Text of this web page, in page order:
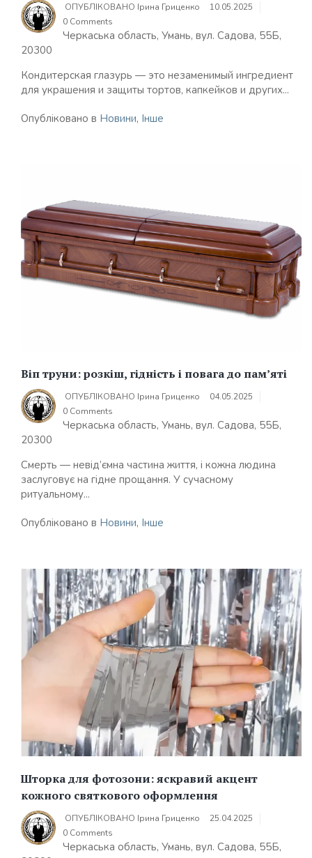
ОПУБЛІКОВАНО Ірина Гриценко
10.05.2025
0 Comments
Черкаська область, Умань, вул. Садова, 55Б,
20300
Кондитерская глазурь — это незаменимый ингредиент
для украшения и защиты тортов, капкейков и других...
Опубліковано в Новини, Інше
Віп труни: розкіш, гідність і повага до пам’яті
ОПУБЛІКОВАНО Ірина Гриценко
04.05.2025
0 Comments
Черкаська область, Умань, вул. Садова, 55Б,
20300
Смерть — невід’ємна частина життя, і кожна людина
заслуговує на гідне прощання. У сучасному
ритуальному...
Опубліковано в Новини, Інше
Шторка для фотозони: яскравий акцент
кожного святкового оформлення
ОПУБЛІКОВАНО Ірина Гриценко
25.04.2025
0 Comments
Черкаська область, Умань, вул. Садова, 55Б,